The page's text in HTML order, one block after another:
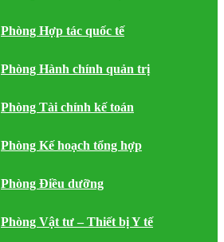
Phòng Hợp tác quốc tế
Phòng Hành chính quản trị
Phòng Tài chính kế toán
Phòng Kế hoạch tổng hợp
Phòng Điều dưỡng
Phòng Vật tư – Thiết bị Y tế